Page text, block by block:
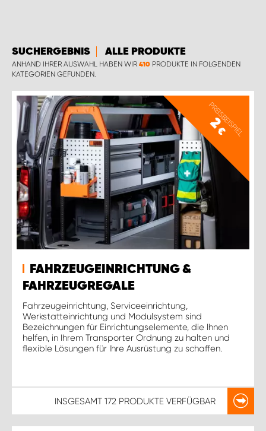
SUCHERGEBNIS ALLE PRODUKTE
ANHAND IHRER AUSWAHL HABEN WIR 410 PRODUKTE IN FOLGENDEN
KATEGORIEN GEFUNDEN.
PREISBEISPIEL
2
€
FAHRZEUGEINRICHTUNG &
FAHRZEUGREGALE
Fahrzeugeinrichtung, Serviceeinrichtung,
Werkstatteinrichtung und Modulsystem sind
Bezeichnungen für Einrichtungselemente, die Ihnen
helfen, in Ihrem Transporter Ordnung zu halten und
flexible Lösungen für Ihre Ausrüstung zu schaffen.
INSGESAMT 172 PRODUKTE VERFÜGBAR